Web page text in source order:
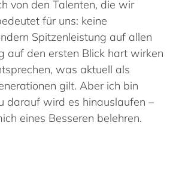
von den Talenten, die wir
für uns: keine
Spitzenleistung auf allen
auf den ersten Blick hart wirken
was aktuell als
gilt. Aber ich bin
darauf wird es hinauslaufen –
eines Besseren belehren.